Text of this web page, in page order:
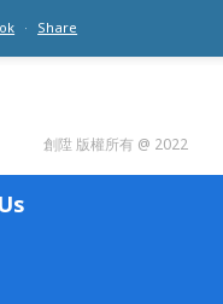
· Share
創陞 版權所有 @ 2022